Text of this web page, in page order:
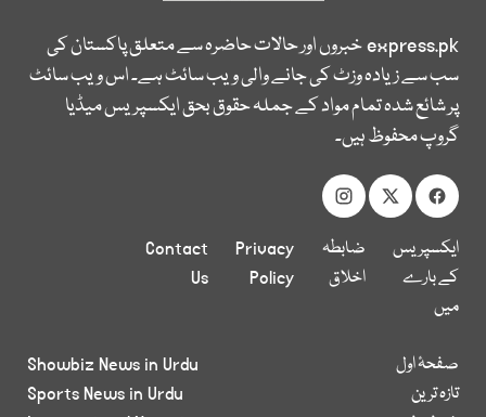
express.pkخبروں اور حالات حاضرہ سے متعلق پاکستان کی
سب سے زیادہ وزٹ کی جانے والی ویب سائٹ ہے۔ اس ویب سائٹ
پر شائع شدہ تمام مواد کے جملہ حقوق بحق ایکسپریس میڈیا
گروپ محفوظ ہیں۔
ایکسپریس
کے بارے
میں
ضابطہ
اخلاق
Privacy
Policy
Contact
Us
صفحۂ اول
تازہ ترین
Showbiz News in Urdu
Sports News in Urdu